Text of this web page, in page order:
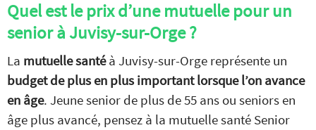
Quel est le prix d’une mutuelle pour un
senior à Juvisy-sur-Orge ?
La mutuelle santéà Juvisy-sur-Orge représente un
budget de plus en plus important lorsque l’on avance
en âge. Jeune senior de plus de 55 ans ou seniors en
âge plus avancé, pensez à la mutuelle santé Senior